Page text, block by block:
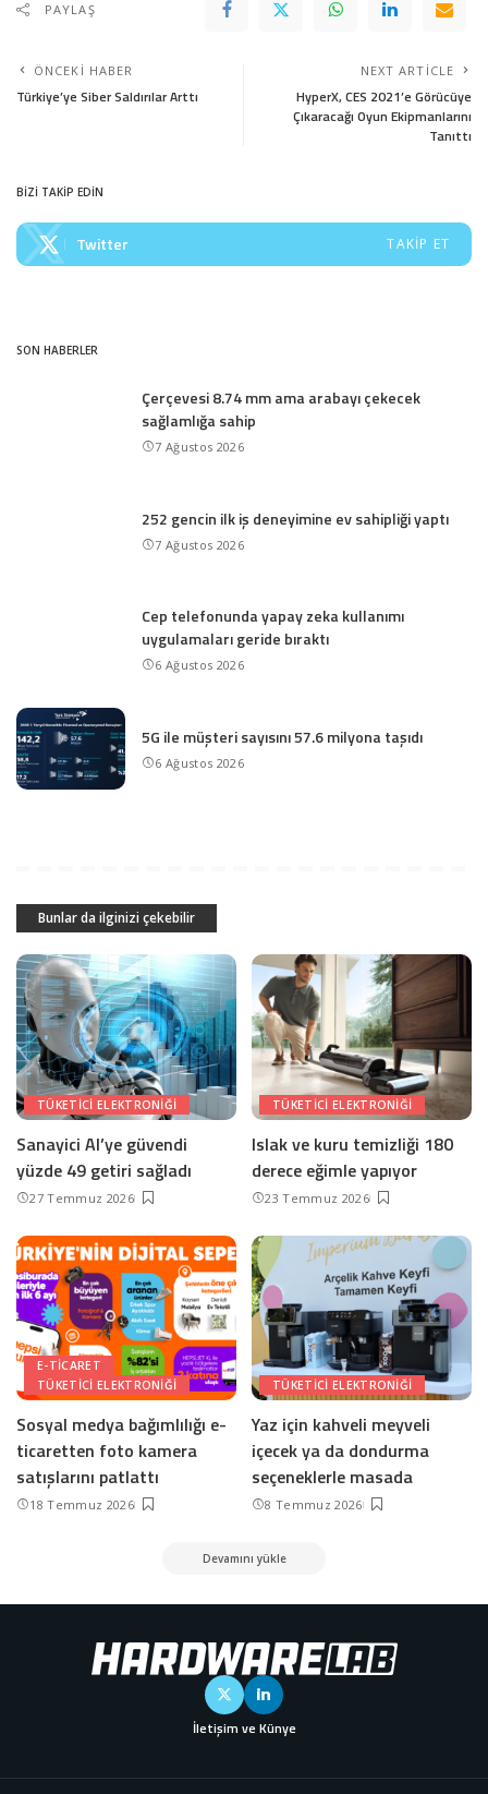
PAYLAŞ
ÖNCEKI HABER
Türkiye’ye Siber Saldırılar Arttı
NEXT ARTICLE
HyperX, CES 2021’e Görücüye
Çıkaracağı Oyun Ekipmanlarını
Tanıttı
BİZİ TAKİP EDİN
Twitter TAKIP ET
SON HABERLER
Çerçevesi 8.74 mm ama arabayı çekecek
sağlamlığa sahip
7 Ağustos 2026
252 gencin ilk iş deneyimine ev sahipliği yaptı
7 Ağustos 2026
Cep telefonunda yapay zeka kullanımı
uygulamaları geride bıraktı
6 Ağustos 2026
5G ile müşteri sayısını 57.6 milyona taşıdı
6 Ağustos 2026
Bunlar da ilginizi çekebilir
TÜKETICI ELEKTRONIĞI
Sanayici AI’ye güvendi
yüzde 49 getiri sağladı
27 Temmuz 2026
TÜKETICI ELEKTRONIĞI
Islak ve kuru temizliği 180
derece eğimle yapıyor
23 Temmuz 2026
E-TICARET
TÜKETICI ELEKTRONIĞI
Sosyal medya bağımlılığı e-
ticaretten foto kamera
satışlarını patlattı
18 Temmuz 2026
TÜKETICI ELEKTRONIĞI
Yaz için kahveli meyveli
içecek ya da dondurma
seçeneklerle masada
8 Temmuz 2026
Devamını yükle
İletişim ve Künye